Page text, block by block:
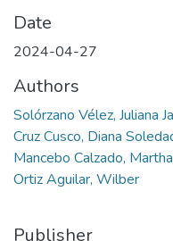
Date
2024-04-27
Authors
Solórzano Vélez, Juliana
Cruz Cusco, Diana
Mancebo Calzado,
Ortiz Aguilar, Wilber
Publisher